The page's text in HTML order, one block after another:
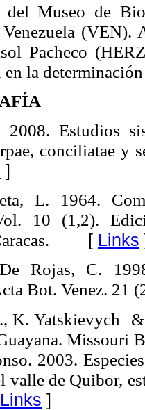
del Museo de
(VEN).
Pacheco
la determinación
Estudios
conciliatae y
]
L. 1964.
10 (1,2).
[ Links
Rojas, C.
Bot. Venez. 21
K.Yatskievych &
Missouri
2003.
valle de Quibor,
Links ]